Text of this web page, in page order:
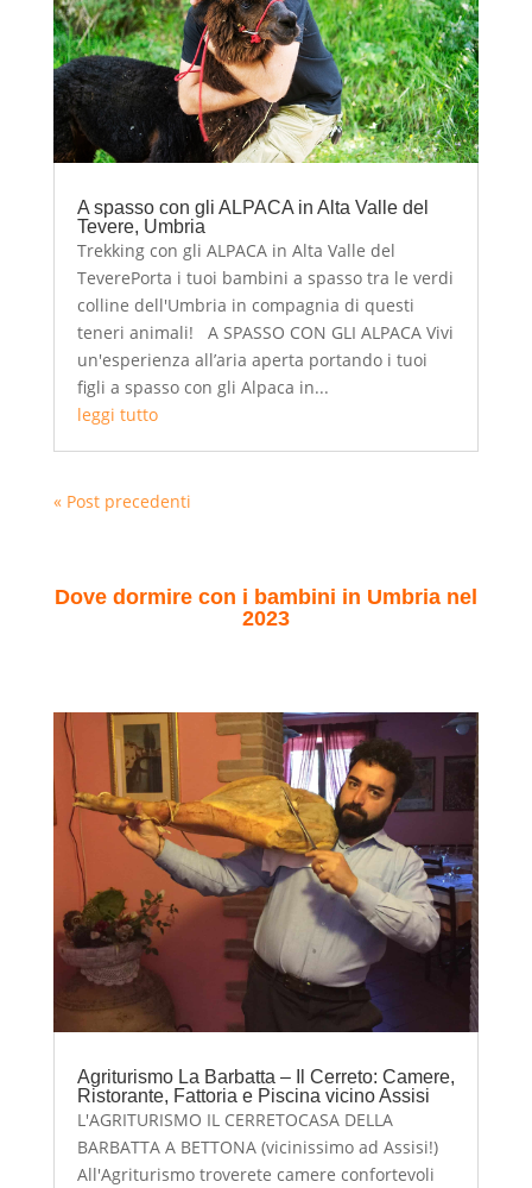
A spasso con gli ALPACA in Alta Valle del
Tevere, Umbria
Trekking con gli ALPACA in Alta Valle del
TeverePorta i tuoi bambini a spasso tra le verdi
colline dell'Umbria in compagnia di questi
teneri animali! A SPASSO CON GLI ALPACA Vivi
un'esperienza all’aria aperta portando i tuoi
figli a spasso con gli Alpaca in...
leggi tutto
« Post precedenti
Dove dormire con i bambini in Umbria nel
2023
Agriturismo La Barbatta – Il Cerreto: Camere,
Ristorante, Fattoria e Piscina vicino Assisi
L'AGRITURISMO IL CERRETOCASA DELLA
BARBATTA A BETTONA (vicinissimo ad Assisi!)
All'Agriturismo troverete camere confortevoli